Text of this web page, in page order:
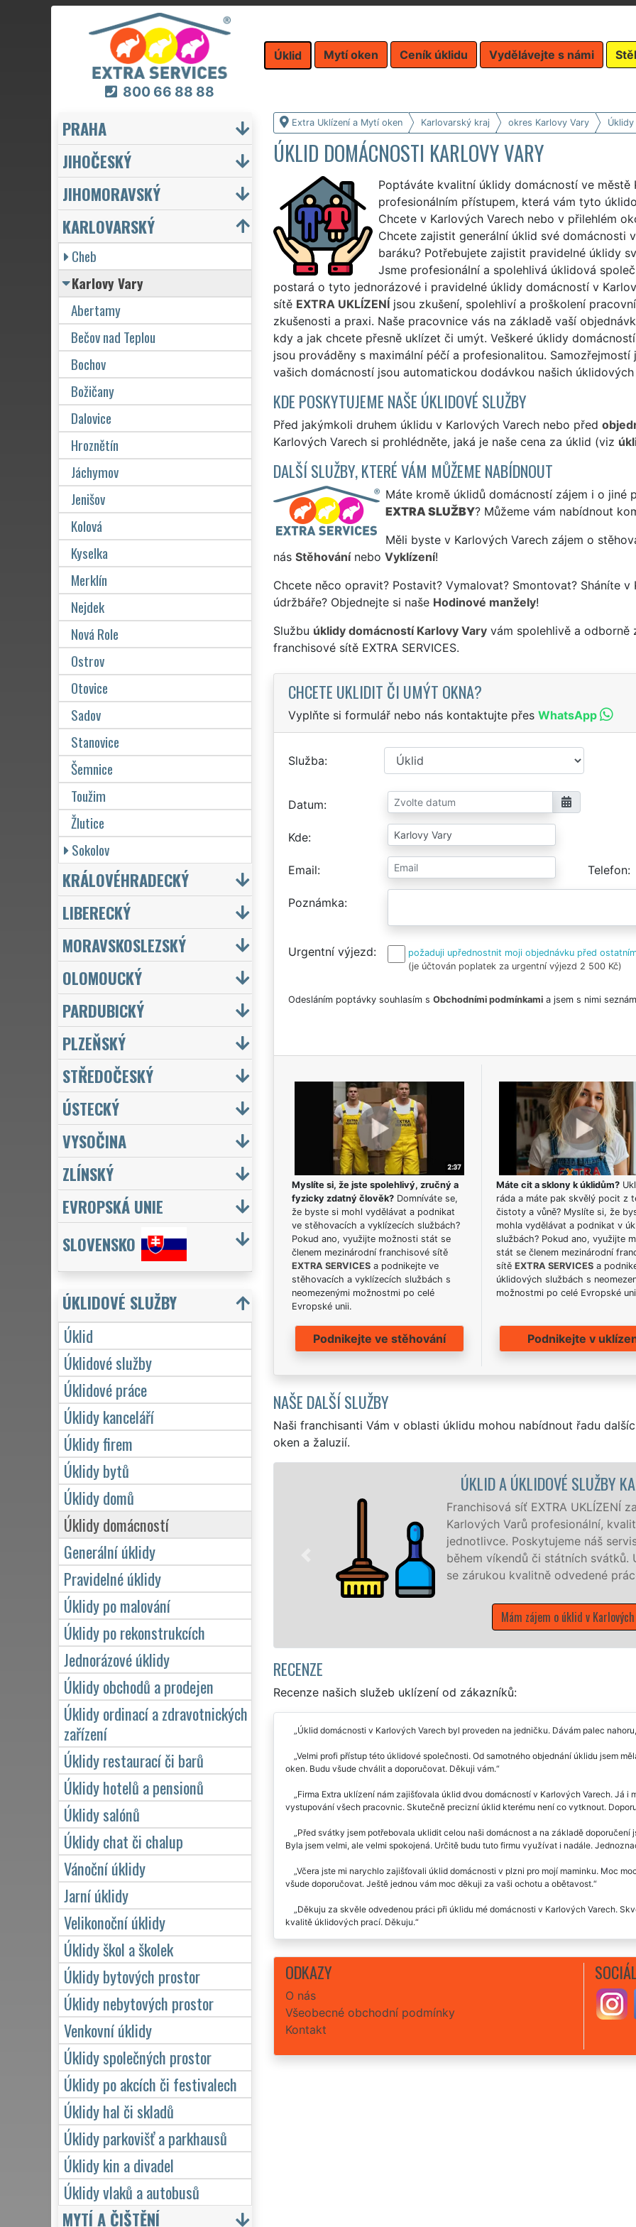
800 66 88 88
Úklid Mytí oken Ceník úklidu Vydělávejte s námi
Extra Uklízení a Mytí oken Karlovarský kraj okres Karlovy Vary
ÚKLID DOMÁCNOSTI KARLOVY VARY
Poptáváte kvalitní úklidy domácností ve
profesionálním přístupem, která vám tyto
Chcete v Karlových Varech nebo v přilehlém
Chcete zajistit generální úklid své domácnosti
baráku? Potřebujete zajistit pravidelné úklidy
Jsme profesionální a spolehlivá úklidová
postará o tyto jednorázové i pravidelné úklidy domácností v
sítě EXTRA UKLÍZENÍjsou zkušení, spolehliví a proškolení
zkušenosti a praxi. Naše pracovnice vás na základě vaší
kdy a jak chcete přesně uklízet či umýt. Veškeré úklidy
jsou prováděny s maximální péčí a profesionalitou.
vašich domácností jsou automatickou dodávkou našich úklidových
KDE POSKYTUJEME NAŠE ÚKLIDOVÉ SLUŽBY
Před jakýmkoli druhem úklidu v Karlových Varech nebo před
Karlových Varech si prohlédněte, jaká je naše cena za úklid (viz
DALŠÍ SLUŽBY, KTERÉ VÁM MŮŽEME NABÍDNOUT
Máte kromě úklidů domácností zájem i o jiné
EXTRA SLUŽBY? Můžeme vám nabídnout
Měli byste v Karlových Varech zájem o
nás Stěhovánínebo Vyklízení!
Chcete něco opravit? Postavit? Vymalovat? Smontovat? Sháníte
údržbáře? Objednejte si naše Hodinové manžely!
Službu úklidy domácností Karlovy Varyvám spolehlivě a odborně
franchisové sítě EXTRA SERVICES.
CHCETE UKLIDIT ČI UMÝT OKNA?
Vyplňte si formulář nebo nás kontaktujte přes WhatsApp
Služba
Datum
Kde
Email Telefon
Poznámka
Urgentní výjezd
požaduji upřednostnit moji objednávku před
(je účtován poplatek za urgentní výjezd 2 500 Kč)
Odesláním poptávky souhlasím s Obchodními podmínkamia jsem s nimi
Myslíte si, že jste spolehlivý, zručný a
fyzicky zdatný člověk?Domníváte se,
že byste si mohl vydělávat a podnikat
ve stěhovacích a vyklízecích službách?
Pokud ano, využijte možnosti stát se
členem mezinárodní franchisové sítě
EXTRA SERVICESa podnikejte ve
stěhovacích a vyklízecích službách s
neomezenými možnostmi po celé
Evropské unii.
Podnikejte ve stěhování
Máte cit a sklony k úklidům?
ráda a máte pak skvělý pocit z
čistoty a vůně? Myslíte si, že
mohla vydělávat a podnikat v
službách? Pokud ano, využijte
stát se členem mezinárodní
sítě EXTRA SERVICESa
úklidových službách s
možnostmi po celé Evropské
Podnikejte v
NAŠE DALŠÍ SLUŽBY
Naši franchisanti Vám v oblasti úklidu mohou nabídnout řadu
oken a žaluzií.
ÚKLID A ÚKLIDOVÉ SLUŽBY KARLOVY VARY
Franchisová síť EXTRA UKLÍZENÍ zajišťuje v Karlových Varech a okolí
Karlových Varů profesionální, kvalitní, ale levný úklid pro firmy i
jednotlivce. Poskytujeme náš servis 24 hodin denně, 7 dní v týdnu a to i
během víkendů či státních svátků. Uklidíme vše, co zákazník žádá a to
se zárukou kvalitně odvedené práce.
RECENZE
Recenze našich služeb uklízení od zákazníků:
Úklid domácnosti v Karlových Varech byl proveden na jedničku. Dávám palec
Velmi profi přístup této úklidové společnosti. Od samotného objednání úklidu jsem
oken. Budu všude chválit a doporučovat. Děkuji vám.
Firma Extra uklízení nám zajišťovala úklid dvou domácností v Karlových Varech. Já
vystupování všech pracovnic. Skutečně precizní úklid kterému není co vytknout.
Před svátky jsem potřebovala uklidit celou naši domácnost a na základě
Byla jsem velmi, ale velmi spokojená. Určitě budu tuto firmu využívat i nadále.
Včera jste mi narychlo zajišťovali úklid domácnosti v plzni pro mojí maminku. Moc
všude doporučovat. Ještě jednou vám moc děkuji za vaši ochotu a obětavost.
Děkuju za skvěle odvedenou práci při úklidu mé domácnosti v Karlových Varech.
kvalitě úklidových prací. Děkuju.
Velmi rychlá odezva, perfektní domluva, moc šikovná děvčata. Uklidili mi
ODKAZY
O nás
Všeobecné obchodní podmínky
Kontakt
PRAHA
JIHOČESKÝ
JIHOMORAVSKÝ
KARLOVARSKÝ
Cheb
Karlovy Vary
Abertamy
Bečov nad Teplou
Bochov
Božičany
Dalovice
Hroznětín
Jáchymov
Jenišov
Kolová
Kyselka
Merklín
Nejdek
Nová Role
Ostrov
Otovice
Sadov
Stanovice
Šemnice
Toužim
Žlutice
Sokolov
KRÁLOVÉHRADECKÝ
LIBERECKÝ
MORAVSKOSLEZSKÝ
OLOMOUCKÝ
PARDUBICKÝ
PLZEŇSKÝ
STŘEDOČESKÝ
ÚSTECKÝ
VYSOČINA
ZLÍNSKÝ
EVROPSKÁ UNIE
SLOVENSKO
ÚKLIDOVÉ SLUŽBY
Úklid
Úklidové služby
Úklidové práce
Úklidy kanceláří
Úklidy firem
Úklidy bytů
Úklidy domů
Úklidy domácností
Generální úklidy
Pravidelné úklidy
Úklidy po malování
Úklidy po rekonstrukcích
Jednorázové úklidy
Úklidy obchodů a prodejen
Úklidy ordinací a zdravotnických
zařízení
Úklidy restaurací či barů
Úklidy hotelů a pensionů
Úklidy salónů
Úklidy chat či chalup
Vánoční úklidy
Jarní úklidy
Velikonoční úklidy
Úklidy škol a školek
Úklidy bytových prostor
Úklidy nebytových prostor
Venkovní úklidy
Úklidy společných prostor
Úklidy po akcích či festivalech
Úklidy hal či skladů
Úklidy parkovišť a parkhausů
Úklidy kin a divadel
Úklidy vlaků a autobusů
MYTÍ A ČIŠTĚNÍ